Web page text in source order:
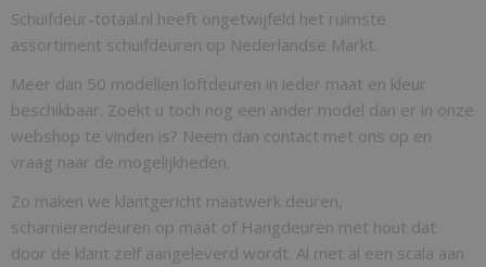
Schuifdeur-totaal.nl heeft ongetwijfeld het ruimste
assortiment schuifdeuren op Nederlandse Markt.
Meer dan 50 modellen loftdeuren in ieder maat en kleur
beschikbaar. Zoekt u toch nog een ander model dan er in onze
webshop te vinden is? Neem dan contact met ons op en
vraag naar de mogelijkheden.
Zo maken we klantgericht maatwerk deuren,
scharnierendeuren op maat of Hangdeuren met hout dat
door de klant zelf aangeleverd wordt. Al met al een scala aan